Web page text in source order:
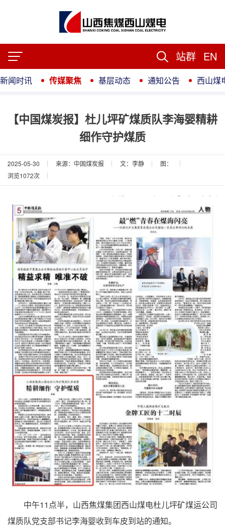
站群 EN
新闻时讯 传媒聚焦 基层动态 通知公告 西山煤
【中国煤炭报】杜儿坪矿煤质队李海婴精耕
细作守护煤质
2025-05-30 来源：中国煤炭报 文：李静
图：
浏览1072次
中午11点半，山西焦煤集团西山煤电杜儿坪矿煤运公司
煤质队党支部书记李海婴收到车皮到站的通知。